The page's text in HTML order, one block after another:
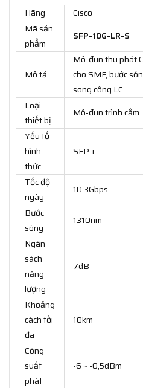
Hãng
Cisco
Mã sản
phẩm
SFP-10G-LR-S
Mô tả
Mô-đun thu phát
cho SMF, bước
song công LC
Loại
thiết bị
Mô-đun trình cắm
Yếu tố
hình
thức
SFP +
Tốc độ
ngày
10.3Gbps
Bước
sóng
1310nm
Ngân
sách
năng
lượng
7dB
Khoảng
cách tối
đa
10km
Công
suất
phát
-6 ~ -0,5dBm